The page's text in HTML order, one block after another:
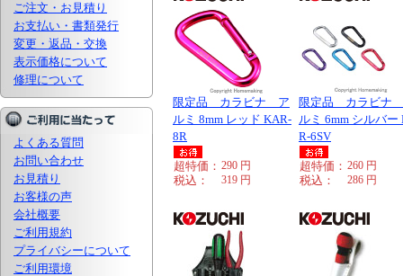
ご注文・お見積り
お支払い・書類発行
変更・返品・交換
表示価格について
修理について
よくある質問
お問い合わせ
お見積り
お客様の声
会社概要
ご利用規約
プライバシーについて
ご利用環境
限定品 カラビナ ア
ルミ 8mm レッド KAR-
8R
超特価： 290 円
税込： 319 円
限定品 カラビナ
ルミ 6mm シルバー
R-6SV
超特価： 260 円
税込： 286 円